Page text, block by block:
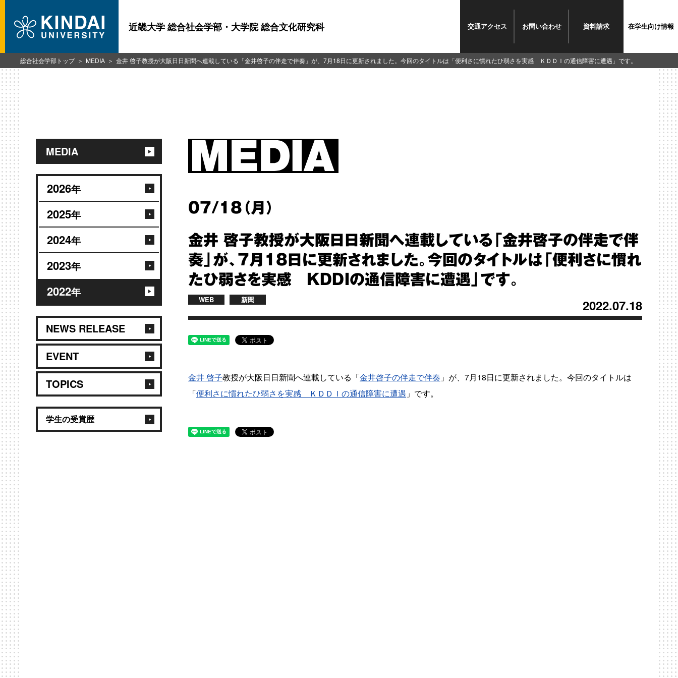
近畿大学 総合社会学部・大学院 総合文化研究科 交通アクセス お問い合わせ 資料請求 在学生向け情報
MEDIA
2026年
2025年
2024年
2023年
2022年
NEWS RELEASE
EVENT
TOPICS
学生の受賞歴
07/18（月）
金井 啓子教授が大阪日日新聞へ連載している「金井啓子の伴走で伴
奏」が、7月18日に更新されました。今回のタイトルは「便利さに慣れ
たひ弱さを実感 ＫＤＤＩの通信障害に遭遇」です。
2022.07.18
WEB 新聞
金井 啓子教授が大阪日日新聞へ連載している「金井啓子の伴走で伴奏 」が、7月18日に更新されました。今回のタイトルは
「便利さに慣れたひ弱さを実感 ＫＤＤＩの通信障害に遭遇 」です。
総合社会学部トップ MEDIA 金井 啓子教授が大阪日日新聞へ連載している「金井啓子の伴走で伴奏」が、7月18日に更新されました。今回のタイトルは「便利さに慣れたひ弱さを実感 ＫＤＤＩの通信障害に遭遇」です。